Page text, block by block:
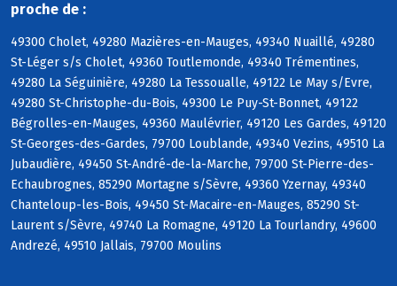
proche de :
49300 Cholet, 49280 Mazières-en-Mauges, 49340 Nuaillé, 49280
St-Léger s/s Cholet, 49360 Toutlemonde, 49340 Trémentines,
49280 La Séguinière, 49280 La Tessoualle, 49122 Le May s/Evre,
49280 St-Christophe-du-Bois, 49300 Le Puy-St-Bonnet, 49122
Bégrolles-en-Mauges, 49360 Maulévrier, 49120 Les Gardes, 49120
St-Georges-des-Gardes, 79700 Loublande, 49340 Vezins, 49510 La
Jubaudière, 49450 St-André-de-la-Marche, 79700 St-Pierre-des-
Echaubrognes, 85290 Mortagne s/Sèvre, 49360 Yzernay, 49340
Chanteloup-les-Bois, 49450 St-Macaire-en-Mauges, 85290 St-
Laurent s/Sèvre, 49740 La Romagne, 49120 La Tourlandry, 49600
Andrezé, 49510 Jallais, 79700 Moulins